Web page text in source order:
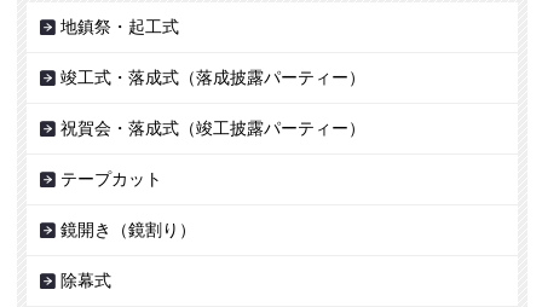
地鎮祭・起工式
竣工式・落成式（落成披露パーティー）
祝賀会・落成式（竣工披露パーティー）
テープカット
鏡開き（鏡割り）
除幕式